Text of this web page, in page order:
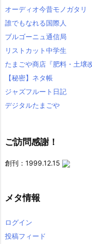
オーディオ今昔モノガタリ
誰でもなれる国際人
ブルゴーニュ通信局
リストカット中学生
たまごや商店『肥料・土壌
【秘密】ネタ帳
ジャズフルート日記
デジタルたまごや
ご訪問感謝！
創刊：1999.12.15
メタ情報
ログイン
投稿フィード